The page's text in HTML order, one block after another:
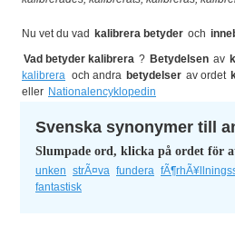
Nu vet du vad kalibrera betyder och
Vad betyder kalibrera ? Betydelsen av
kalibrera och andra betydelser av ordet
eller Nationalencyklopedin
Svenska synonymer till
Slumpade ord, klicka på ordet för
unken strÃ¤va fundera
fantastisk